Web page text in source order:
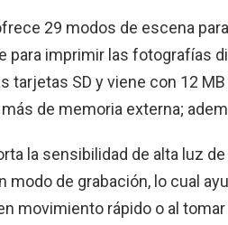
29 modos de escena
para imprimir las fotografías
tarjetas SD y viene con 12
de memoria externa;
la sensibilidad de alta luz
modo de grabación, lo cual
movimiento rápido o al